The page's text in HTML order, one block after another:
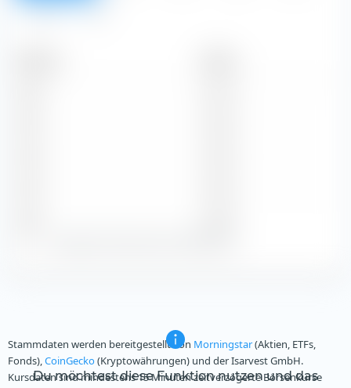
2022
Du möchtest diese Funktion nutzen und das
Stammdaten werden bereitgestellt von Morningstar(Aktien, ETFs,
Fonds),CoinGecko(Kryptowährungen) und der Isarvest GmbH.
Kursdaten sind mindestens 15 Minuten zeitverzögerte Börsenkurse